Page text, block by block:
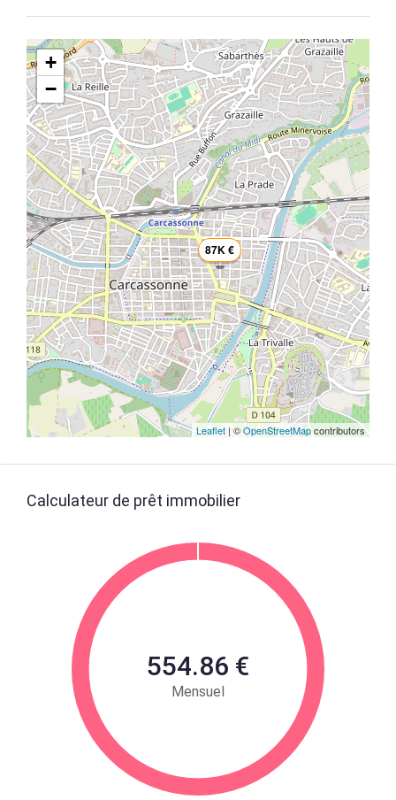
87K €
+
−
Leaflet | ©OpenStreetMapcontributors
Calculateur de prêt immobilier
554.86 €
Mensuel